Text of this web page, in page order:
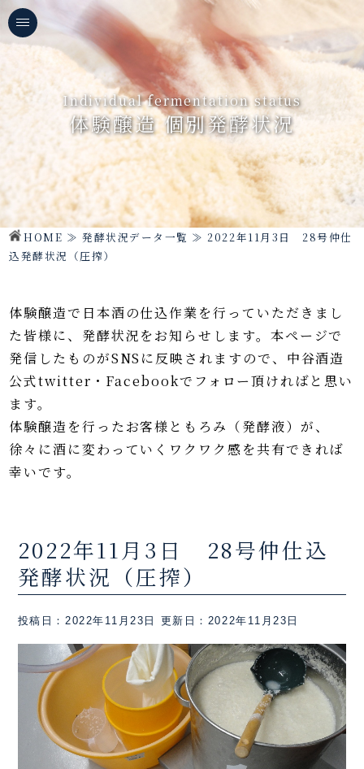
Individual fermentation status
体験醸造 個別発酵状況
HOME ≫ 発酵状況データ一覧 ≫2022年11月3日 28号仲仕
込発酵状況（圧搾）
体験醸造で日本酒の仕込作業を行っていただきまし
た皆様に、発酵状況をお知らせします。 本ページで
発信したものがSNSに反映されますので、中谷酒造
公式twitter・Facebookでフォロー頂ければと思い
ます。
体験醸造を行ったお客様ともろみ（発酵液）が、
徐々に酒に変わっていくワクワク感を共有できれば
幸いです。
2022年11月3日 28号仲仕込
発酵状況（圧搾）
投稿日：2022年11月23日 更新日：2022年11月23日